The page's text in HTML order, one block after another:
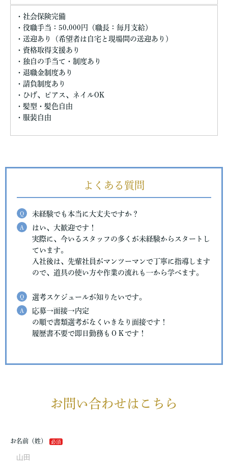
・社会保険完備
・役職手当：50,000円（職長：毎月支給）
・送迎あり（希望者は自宅と現場間の送迎あり）
・資格取得支援あり
・独自の手当て・制度あり
・退職金制度あり
・請負制度あり
・ひげ、ピアス、ネイルOK
・髪型・髪色自由
・服装自由
よくある質問
Q 未経験でも本当に大丈夫ですか？
A
はい、大歓迎です！
実際に、今いるスタッフの多くが未経験からスタートし
ています。
入社後は、先輩社員がマンツーマンで丁寧に指導します
ので、道具の使い方や作業の流れも一から学べます。
Q 選考スケジュールが知りたいです。
A
応募→面接→内定
の順で書類選考がなくいきなり面接です！
履歴書不要で即日勤務もＯＫです！